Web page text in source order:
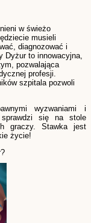
w świeżo
musieli
diagnozować i
Dyżur to innowacyjna,
pozwalająca
profesji.
szpitala pozwoli
wyzwaniami i
sprawdzi się na stole
graczy. Stawka jest
życie!